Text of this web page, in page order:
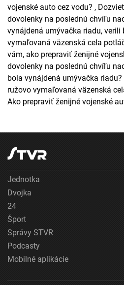
vojenské auto cez vodu? ,
dovolenky na poslednú chvíľu
vynájdená umývačka riadu, verili
vymaľovaná väzenská cela
vám, ako prepraviť ženijné
dovolenky na poslednú chvíľu
bola vynájdená umývačka riadu?
ružovo vymaľovaná väzenská
Ako prepraviť ženijné vojenské
Jednotka
Dvojka
24
Šport
Správy STVR
Podcasty
Mobilné aplikácie